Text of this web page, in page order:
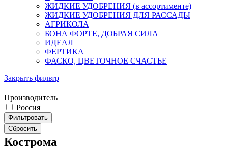
ЖИДКИЕ УДОБРЕНИЯ (в ассортименте)
ЖИДКИЕ УДОБРЕНИЯ ДЛЯ РАССАДЫ
АГРИКОЛА
БОНА ФОРТЕ, ДОБРАЯ СИЛА
ИДЕАЛ
ФЕРТИКА
ФАСКО, ЦВЕТОЧНОЕ СЧАСТЬЕ
Закрыть фильтр
Производитель
Россия
Кострома